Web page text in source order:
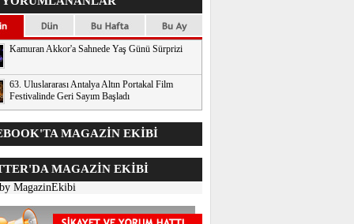
Kamuran Akkor'a Sahnede Yaş Günü Sürprizi
63. Uluslararası Antalya Altın Portakal Film
Festivalinde Geri Sayım Başladı
MAGAZİN EKİBİ
MAGAZİN EKİBİ
MagazinEkibi